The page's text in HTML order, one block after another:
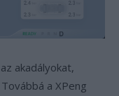
akadályokat,
a XPeng